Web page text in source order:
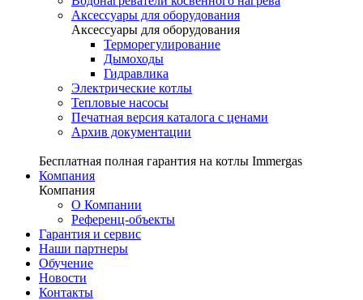
Аксессуары для оборудования
Аксессуары для оборудования
Терморегулирование
Дымоходы
Гидравлика
Электрические котлы
Тепловые насосы
Печатная версия каталога с ценами
Архив документации
Бесплатная полная гарантия на котлы Immergas
Компания
Компания
О Компании
Референц-объекты
Гарантия и сервис
Наши партнеры
Обучение
Новости
Контакты